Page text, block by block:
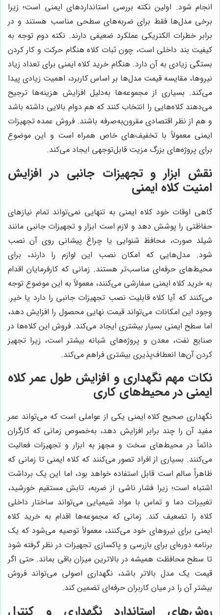
انجام شود. اولین نکته بررسی استانداردهای ایمنی است؛ زیرا
برخی مدل‌ها فقط برای ضربه‌های سطحی مناسب هستند و در
برابر خطرات الکتریکی عملکرد ضعیفی دارند. نکته دوم توجه به
کیفیت بند داخلی است، چون ثبات کلاه هنگام حرکت و کار کردن
بستگی زیادی به آن دارد. هنگام خرید کلاه ایمنی برای تعداد زیاد
نیروها، مقایسه قیمت مدل‌ها بر اساس کاربرد، اهمیت زیادی پیدا
می‌کند. بسیاری از مجموعه‌ها به‌دلیل افزایش هزینه‌ها ترجیح
می‌دهند کلاه‌هایی را انتخاب کنند که هم دوام بالایی داشته باشد
و هم از نظر اقتصادی مقرون‌به‌صرفه باشند. فروش عمده تجهیزات
ایمنی معمولاً با تخفیف‌های خاص همراه است و این موضوع
برای پروژه‌های بزرگ مزیت قابل‌توجهی ایجاد می‌کند.
نقش ابزار و تجهیزات جانبی در افزایش
امنیت کلاه ایمنی
گاهی اوقات خود کلاه ایمنی به تنهایی نمی‌تواند تمام نیازهای
حفاظتی را پوشش دهد و لازم است ابزار و تجهیزات جانبی مانند
شیلد صورت، محافظ شنوایی یا چراغ پیشانی روی آن نصب
شود. مدل‌هایی که امکان نصب این لوازم را دارند، برای
محیط‌های حرفه‌ای مناسب‌تر هستند. زمانی که کارفرمایان اقدام
به خرید کلاه ایمنی سفارشی می‌کنند، معمولاً به این موضوع توجه
می‌کنند که آیا کلاه قابلیت نصب تجهیزات جانبی را دارد یا خیر.
وجود این امکانات می‌تواند قیمت نهایی محصول را افزایش دهد،
اما سطح ایمنی بسیار بیشتری ایجاد می‌کند. فروش این کلاه‌ها در
صنایع نفت، معدن و پروژه‌های شبانه بیشتر است، زیرا تجهیز
کردن آن‌ها انعطاف‌پذیری بیشتری فراهم می‌کند.
نکات مهم نگهداری و افزایش طول عمر کلاه
ایمنی در محیط‌های کاری
نگهداری صحیح کلاه ایمنی یکی از عواملی است که می‌تواند عمر
مفید آن را چند برابر افزایش دهد، به‌خصوص زمانی که کارگران
دائماً در محیط‌های سخت و مجهز به ابزار و تجهیزات فعالیت
می‌کنند. بسیاری از افراد تصور می‌کنند که کلاه ایمنی تا زمانی که
ظاهراً سالم است قابل استفاده خواهد بود، اما این یک برداشت
اشتباه است؛ زیرا فشار ناشی از ضربه، تابش مستقیم خورشید،
تغییرات دما و تماس با مواد شیمیایی می‌تواند ساختار داخلی
کلاه را تضعیف کند. زمانی که مجموعه‌ها اقدام به خرید کلاه
ایمنی برای نیروهای خود می‌کنند، معمولاً توصیه می‌شود که یک
برنامه دوره‌ای برای بازرسی و پاکسازی تجهیزات در نظر گرفته شود
تا سطح محافظت همیشه در بالاترین میزان باقی بماند. حتی اگر
قیمت یک مدل بالاتر باشد، نگهداری اصولی می‌تواند فروش
بیشتر آن را در میان کاربران حرفه‌ای تضمین کند.